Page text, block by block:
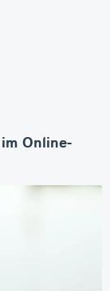
Online-